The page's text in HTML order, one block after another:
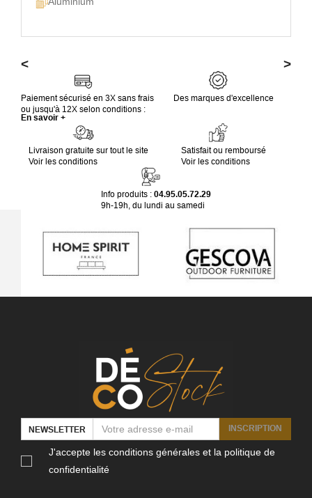
< >
Paiement sécurisé en 3X sans frais
ou jusqu'à 12X selon conditions :
En savoir +
Des marques d'excellence
Livraison gratuite sur tout le site
Voir les conditions
Satisfait ou remboursé
Voir les conditions
Info produits : 04.95.05.72.29
9h-19h, du lundi au samedi
NEWSLETTER INSCRIPTION
J'accepte les conditions générales et la politique de
confidentialité